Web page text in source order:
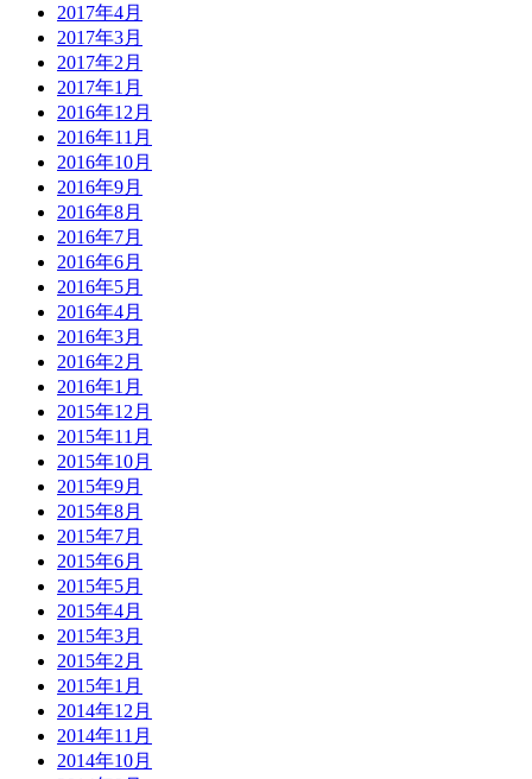
2017年4月
2017年3月
2017年2月
2017年1月
2016年12月
2016年11月
2016年10月
2016年9月
2016年8月
2016年7月
2016年6月
2016年5月
2016年4月
2016年3月
2016年2月
2016年1月
2015年12月
2015年11月
2015年10月
2015年9月
2015年8月
2015年7月
2015年6月
2015年5月
2015年4月
2015年3月
2015年2月
2015年1月
2014年12月
2014年11月
2014年10月